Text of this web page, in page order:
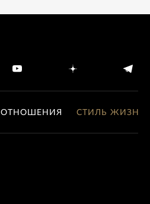
ОТНОШЕНИЯ СТИЛЬ ЖИЗНИ